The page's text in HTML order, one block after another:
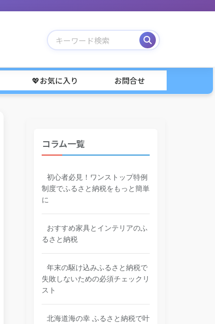
💖お気に入り お問合せ
コラム一覧
初心者必見！ワンストップ特例
制度でふるさと納税をもっと簡単
に
おすすめ家具とインテリアのふ
るさと納税
年末の駆け込みふるさと納税で
失敗しないための必須チェックリ
スト
北海道海の幸 ふるさと納税で叶